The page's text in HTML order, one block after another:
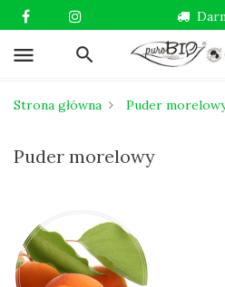
menu
Strona główna Puder
Puder morelowy